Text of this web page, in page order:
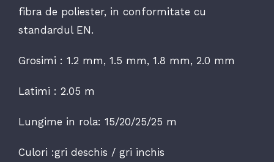
fibra de poliester, in conformitate cu
standardul EN.
Grosimi : 1.2 mm, 1.5 mm, 1.8 mm, 2.0 mm
Latimi : 2.05 m
Lungime in rola: 15/20/25/25 m
Culori :gri deschis / gri inchis